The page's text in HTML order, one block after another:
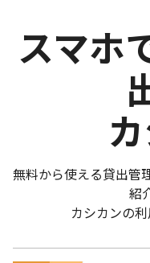
スマホ
無料から使える貸出管
紹
カシカンの